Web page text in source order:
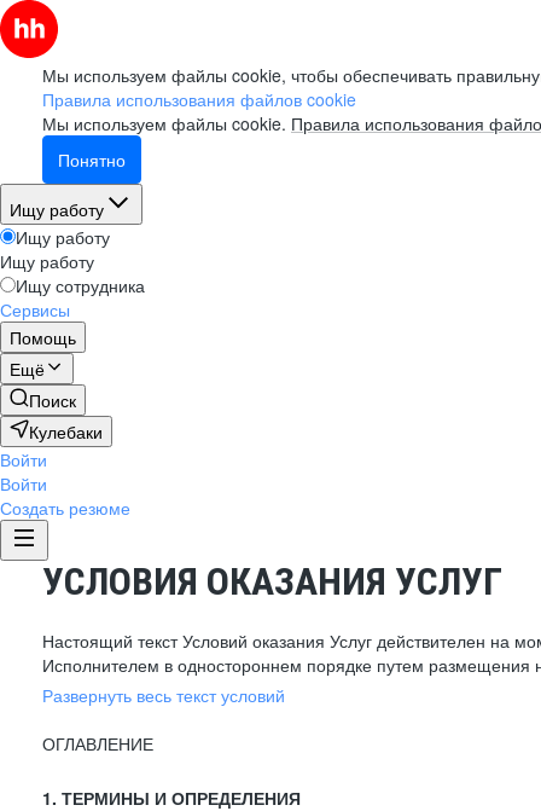
Мы используем файлы cookie, чтобы обеспечивать
Правила использования файлов cookie
Мы используем файлы cookie. Правила использования
Понятно
Ищу работу
Ищу работу
Ищу работу
Ищу сотрудника
Сервисы
Помощь
Ещё
Поиск
Кулебаки
Войти
Войти
Создать резюме
УСЛОВИЯ ОКАЗАНИЯ УСЛУГ
Настоящий текст Условий оказания Услуг действителен на
Исполнителем в одностороннем порядке путем размещения
Развернуть весь текст условий
ОГЛАВЛЕНИЕ
1. ТЕРМИНЫ И ОПРЕДЕЛЕНИЯ